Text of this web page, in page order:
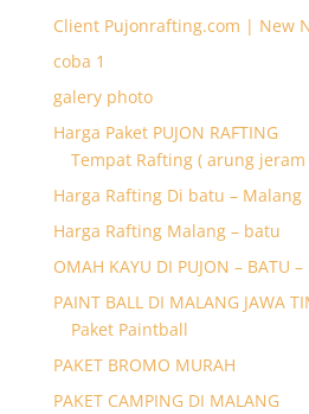
Client Pujonrafting.com | New
coba 1
galery photo
Harga Paket PUJON RAFTING
Tempat Rafting ( arung
Harga Rafting Di batu – Malang
Harga Rafting Malang – batu
OMAH KAYU DI PUJON – BATU
PAINT BALL DI MALANG JAWA
Paket Paintball
PAKET BROMO MURAH
PAKET CAMPING DI MALANG